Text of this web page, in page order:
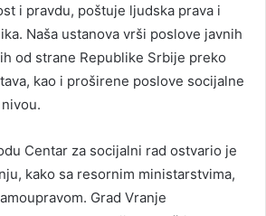
i pravdu, poštuje ljudska prava i
Naša ustanova vrši poslove javnih
od strane Republike Srbije preko
kao i proširene poslove socijalne
Centar za socijalni rad ostvario je
kako sa resornim ministarstvima,
Grad Vranje